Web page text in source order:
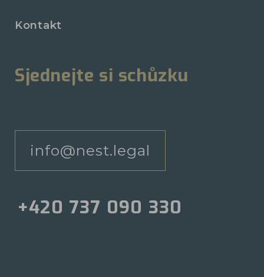
Kontakt
Sjednejte si schůzku
info@nest.legal
+420 737 090 330